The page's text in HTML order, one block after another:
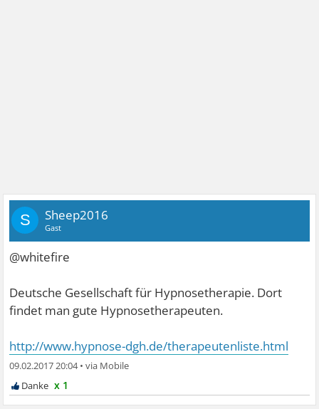
S Sheep2016
Gast
@whitefire
Deutsche Gesellschaft für Hypnosetherapie. Dort
findet man gute Hypnosetherapeuten.
http://www.hypnose-dgh.de/therapeutenliste.html
09.02.2017 20:04•
x 1